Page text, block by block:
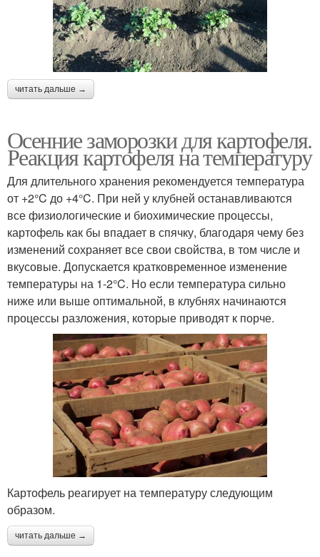
читать дальше →
Осенние заморозки для картофеля.
Реакция картофеля на температуру
Для длительного хранения рекомендуется температура
от +2°C до +4°C. При ней у клубней останавливаются
все физиологические и биохимические процессы,
картофель как бы впадает в спячку, благодаря чему без
изменений сохраняет все свои свойства, в том числе и
вкусовые. Допускается кратковременное изменение
температуры на 1-2°C. Но если температура сильно
ниже или выше оптимальной, в клубнях начинаются
процессы разложения, которые приводят к порче.
Картофель реагирует на температуру следующим
образом.
читать дальше →